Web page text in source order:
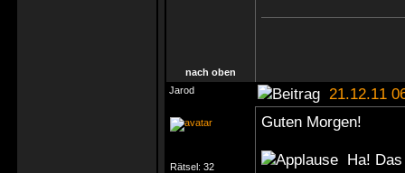
nach oben
Jarod
21.12.11
Rätsel: 32
Guten Morgen!
Ha!